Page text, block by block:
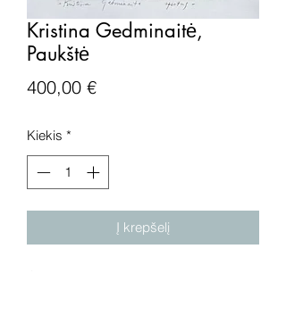
Kristina Gedminaitė,
Paukštė
400,00 €Price
Kiekis *
Į krepšelį